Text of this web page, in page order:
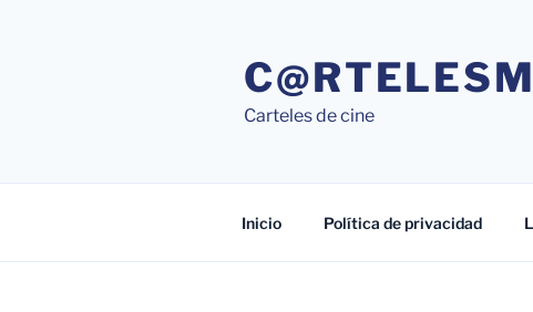
Carteles de cine
Inicio Política de privacidad